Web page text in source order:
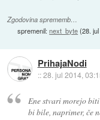
Zgodovina sprememb…
spremenil:next_byte(28.
PrihajaNodi
::28. jul 2014,
Ene stvari morejo
bi bile, naprimer, če